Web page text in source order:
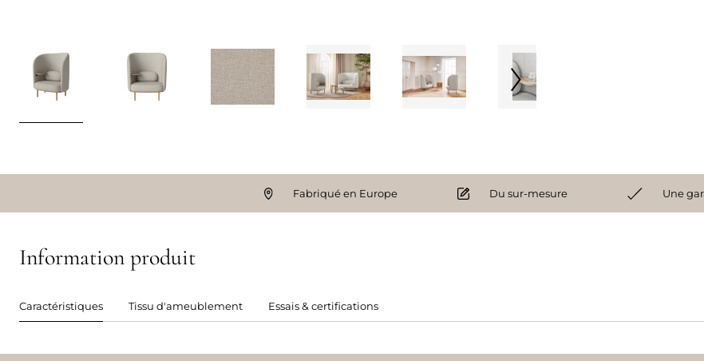
Fabriqué en Europe Du sur-mesure Une
Information produit
Caractéristiques Tissu d'ameublement Essais & certifications